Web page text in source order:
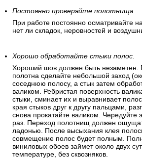
Постоянно проверяйте полотнища.
При работе постоянно осматривайте
нет ли складок, неровностей и
Хорошо обработайте стыки полос.
Хороший шов должен быть незаметен.
полотна сделайте небольшой заход
соседнюю полосу, а стык затем
валиком. Ребристая поверхность
стыки, сминает их и выравнивает
края стыков друг к другу пальцами,
снова прокатайте валиком. Чередуйте
раз. Переход полотнищ должен
ладонью. После высыхания клея
совмещение полос будет полным.
виниловых обоев займет около двух
температуре, без сквозняков.